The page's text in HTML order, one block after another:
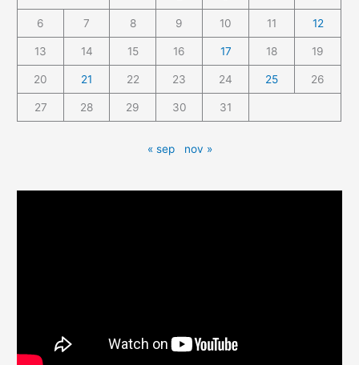
6 7 8 9 10 11 12
13 14 15 16 17 18 19
20 21 22 23 24 25 26
27 28 29 30 31
« sep nov »